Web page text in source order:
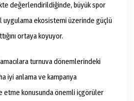
değerlendirildiğinde, büyük spor
uygulama ekosistemi üzerinde güçlü
ortaya koyuyor.
turnuva dönemlerindeki
iyi anlama ve kampanya
etme konusunda önemli içgörüler